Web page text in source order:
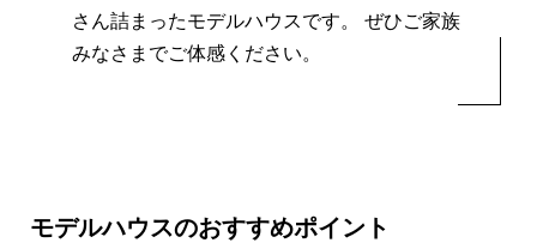
さん詰まったモデルハウスです。 ぜひご家族
みなさまでご体感ください。
モデルハウスのおすすめポイント